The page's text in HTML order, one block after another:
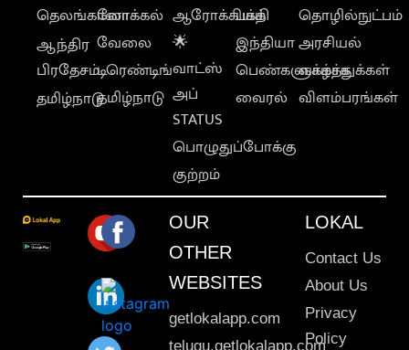
தெலங்கானா
ஆந்திர
பிரதேசம்
தமிழ்நாடு
லோக்கல்
வேலை
டிரெண்டிங்
தமிழ்நாடு
ஆரோக்கியம்
🌟
வாட்ஸ்
அப்
STATUS
பொழுதுப்போக்கு
குற்றம்
பக்தி
இந்தியா
பெண்களுக்காக
வைரல்
தொழில்நுட்பம்
அரசியல்
வாழ்த்துக்கள்
விளம்பரங்கள்
OUR
OTHER
WEBSITES
getlokalapp.com
telugu.getlokalapp.com
LOKAL
Contact Us
About Us
Privacy
Policy